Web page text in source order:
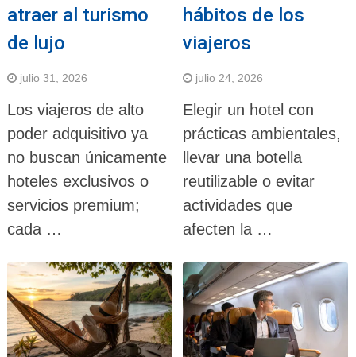
atraer al turismo
de lujo
julio 31, 2026
Los viajeros de alto
poder adquisitivo ya
no buscan únicamente
hoteles exclusivos o
servicios premium;
cada …
hábitos de los
viajeros
julio 24, 2026
Elegir un hotel con
prácticas ambientales,
llevar una botella
reutilizable o evitar
actividades que
afecten la …